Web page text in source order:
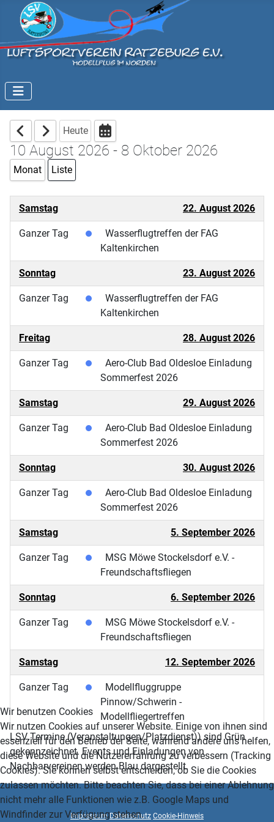
Heute
10 August 2026 - 8 Oktober 2026
Monat Liste
Samstag 22. August 2026
Ganzer Tag
Wasserflugtreffen der FAG
Kaltenkirchen
Sonntag 23. August 2026
Ganzer Tag
Wasserflugtreffen der FAG
Kaltenkirchen
Freitag 28. August 2026
Ganzer Tag
Aero-Club Bad Oldesloe Einladung
Sommerfest 2026
Samstag 29. August 2026
Ganzer Tag
Aero-Club Bad Oldesloe Einladung
Sommerfest 2026
Sonntag 30. August 2026
Ganzer Tag
Aero-Club Bad Oldesloe Einladung
Sommerfest 2026
Samstag 5. September 2026
Ganzer Tag
MSG Möwe Stockelsdorf e.V. -
Freundschaftsfliegen
Sonntag 6. September 2026
Ganzer Tag
MSG Möwe Stockelsdorf e.V. -
Freundschaftsfliegen
Samstag 12. September 2026
Ganzer Tag
Modellfluggruppe
Pinnow/Schwerin -
Modellfliegertreffen
LSV Termine (Veranstaltungen/Platzdienst)) sind Grün
gekennzeichnet. Events und Einladungen von
Nachbarvereinen werden Blau dargestellt.
Impressum Datenschutz Cookie-Hinweis
Wir benutzen Cookies
Wir nutzen Cookies auf unserer Website. Einige von ihnen sind
essenziell für den Betrieb der Seite, während andere uns helfen,
diese Website und die Nutzererfahrung zu verbessern (Tracking
Cookies). Sie können selbst entscheiden, ob Sie die Cookies
zulassen möchten. Bitte beachten Sie, dass bei einer Ablehnung
nicht mehr alle Funktionen wie z.B. Google Maps und
Windfinder zur Verfügung stehen.